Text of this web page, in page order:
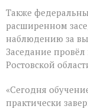
Также
расширенном
наблюдению за
Заседание
Ростовской
«Сегодня
практически